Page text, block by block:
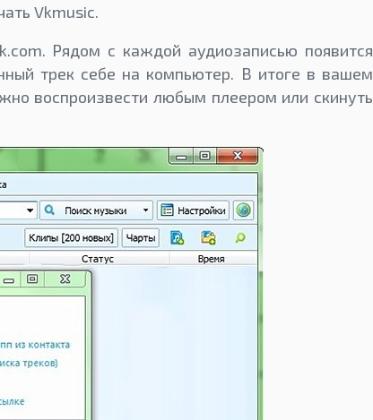
Vkmusic.
Рядом с каждой аудиозаписью появится
трек себе на компьютер. В итоге в вашем
воспроизвести любым плеером или скинуть